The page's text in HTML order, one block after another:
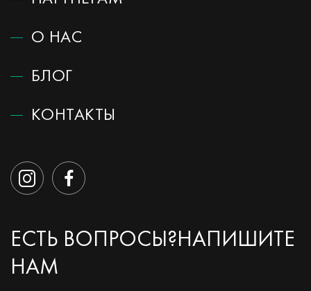
О НАС
БЛОГ
КОНТАКТЫ
ЕСТЬ ВОПРОСЫ? НАПИШИТЕ
НАМ